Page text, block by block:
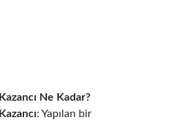
Ne Kadar?
: Yapılan bir